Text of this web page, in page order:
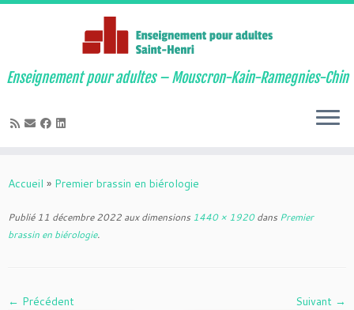
au
Enseignement pour adultes – Mouscron-Kain-Ramegnies-Chin
Accueil » Premier brassin en biérologie
Publié 11 décembre 2022 aux dimensions 1440 × 1920dans Premier
brassin en biérologie.
← Précédent Suivant →